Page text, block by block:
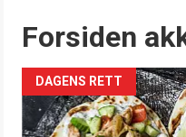
Forsiden
DAGENS RETT